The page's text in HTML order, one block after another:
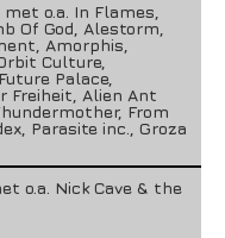
o.a. In Flames,
Of God, Alestorm,
Amorphis,
Culture,
Palace,
Freiheit, Alien Ant
From
Parasite inc., Groza
o.a. Nick Cave & the